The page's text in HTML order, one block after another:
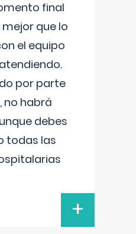
final
que lo
el equipo
por parte
no habrá
debes
todas las
+